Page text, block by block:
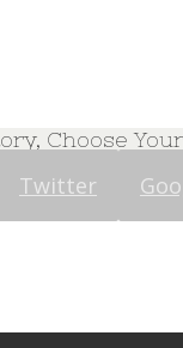
Choose
Twitter